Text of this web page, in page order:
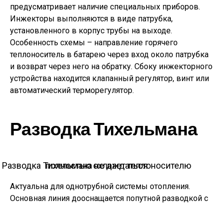
предусматривает наличие специальных приборов.
Инжекторы выполняются в виде патрубка,
установленного в корпус трубы на выходе.
Особенность схемы – направление горячего
теплоноситель в батарею через вход около патрубка
и возврат через него на обратку. Сбоку инжекторного
устройства находится клапанный регулятор, винт или
автоматический терморегулятор.
Разводка Тихельмана
Разводка Тихельмана не дает теплоносителю полностью охлаждаться
Актуальна для однотрубной системы отопления.
Основная линия дооснащается попутной разводкой с